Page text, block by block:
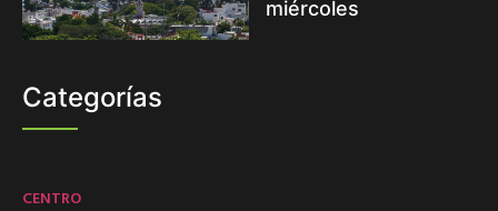
miércoles
Categorías
CENTRO